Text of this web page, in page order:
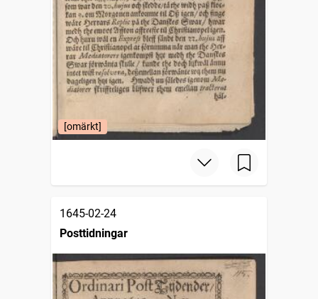
[omärkt]
1645-02-24
Posttidningar